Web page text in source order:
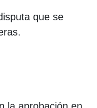
que se